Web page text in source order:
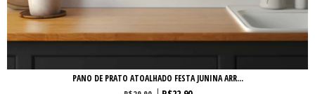
PANO DE PRATO ATOALHADO FESTA JUNINA ARR...